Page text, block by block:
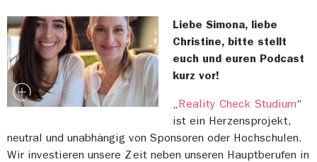
Liebe Simona, liebe
Christine, bitte stellt
euch und euren Podcast
kurz vor!
„Reality Check Studium“
ist ein Herzensprojekt,
neutral und unabhängig von Sponsoren oder Hochschulen.
Wir investieren unsere Zeit neben unseren Hauptberufen in